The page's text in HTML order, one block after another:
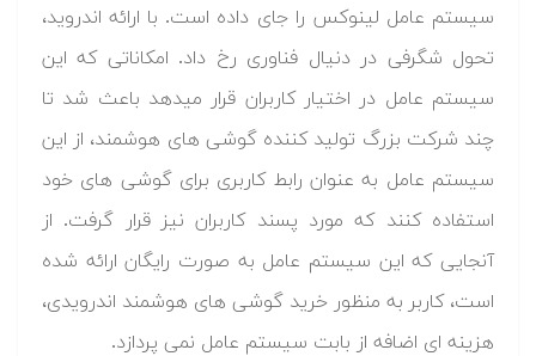
سیستم عامل لینوکس را جای داده است. با ارائه اندروید،
تحول شگرفی در دنیال فناوری رخ داد. امکاناتی که این
سیستم عامل در اختیار کاربران قرار میدهد باعث شد تا
چند شرکت بزرگ تولید کننده گوشی های هوشمند، از این
سیستم عامل به عنوان رابط کاربری برای گوشی های خود
استفاده کنند که مورد پسند کاربران نیز قرار گرفت. از
آنجایی که این سیستم عامل به ​صورت رایگان ارائه شده
است، کاربر به منظور خرید گوشی های هوشمند اندرویدی،
هزینه ای اضافه از بابت سیستم عامل نمی پردازد.